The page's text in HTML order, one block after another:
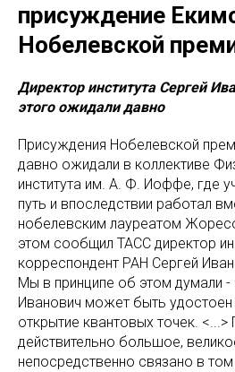
присуждение
Нобелевской
Директор института Сергей
этого ожидали давно
Присуждения Нобелевской
давно ожидали в коллективе
института им. А. Ф. Иоффе, где
путь и впоследствии работал
нобелевским лауреатом
этом сообщил ТАСС директор
корреспондент РАН Сергей
Мы в принципе об этом думали -
Иванович может быть удостоен
открытие квантовых точек. <...>
действительно большое,
непосредственно связано в